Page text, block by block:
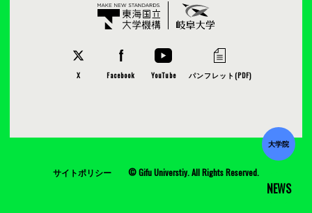
NEWS
大学院
X Facebook YouTube パンフレット(PDF)
サイトポリシー © Gifu Universtiy. All Rights Reserved.